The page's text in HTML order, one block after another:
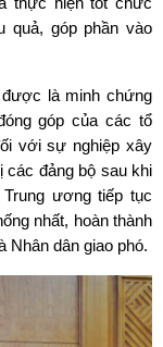
quả, góp phần vào
là minh chứng
góp của các tổ
với sự nghiệp xây
các đảng bộ sau khi
ương tiếp tục
nhất, hoàn thành
dân giao phó.